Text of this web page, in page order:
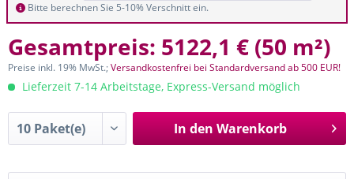
Bitte berechnen Sie 5-10% Verschnitt ein.
Gesamtpreis: 5122,1 € (50 m²)
Preise inkl. 19% MwSt.;Versandkostenfrei bei Standardversand ab 500 EUR!
Lieferzeit 7-14 Arbeitstage, Express-Versand möglich
In den Warenkorb